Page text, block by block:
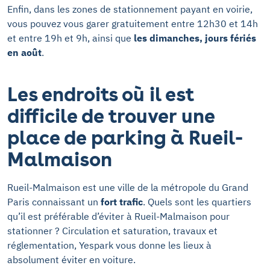
Enfin, dans les zones de stationnement payant en voirie,
vous pouvez vous garer gratuitement entre 12h30 et 14h
et entre 19h et 9h, ainsi que les dimanches, jours fériés
en août.
Les endroits où il est
difficile de trouver une
place de parking à Rueil-
Malmaison
Rueil-Malmaison est une ville de la métropole du Grand
Paris connaissant un fort trafic. Quels sont les quartiers
qu’il est préférable d’éviter à Rueil-Malmaison pour
stationner ? Circulation et saturation, travaux et
réglementation, Yespark vous donne les lieux à
absolument éviter en voiture.